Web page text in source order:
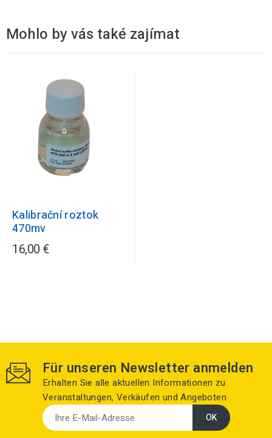
Mohlo by vás také zajímat
Kalibrační roztok
470mv
16,00 €
Für unseren Newsletter anmelden
Erhalten Sie alle aktuellen Informationen zu
Veranstaltungen, Verkäufen und Angeboten